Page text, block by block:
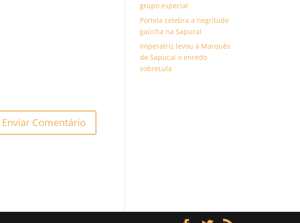
grupo especial
Portela celebra a negritude
gaúcha na Sapucaí
Imperatriz levou à Marquês
de Sapucaí o enredo
sobreLula